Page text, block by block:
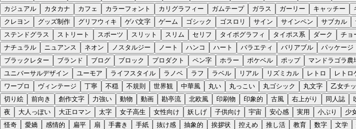
カジュアル
カタカナ カフェ カラーフォント カリグラフィー ガムテープ ガラス ガーリー キャッチー
クレヨン
グッズ制作 グリフウィキ ゲバ文字 ゲーム ゴシック ゴスロリ サイン サインペン サブカル
ステンドグラス
ストリート スポーツ スリット スリム セリフ タイポグラフィ タイポス系 ダーク チョ
ナチュラル
ニュアンス ネオン ノスタルジー ノート ハンコ ハート バラエティ バリアブル パッケージ
ブラックレター
ブランド ブログ ブロック プロダクト ペン字 ホラー ポケベル ポップ マンドラゴラ農
ユニバーサルデザイン
ユーモア ライフスタイル ラノベ ラフ ラベル リアル リズミカル レトロ レトロ
ワープロ
ヴィンテージ 丁寧 不穏 不規則 世界観 中華風 丸い 丸っこい 丸ゴシック 丸文字 乙女チ
切り絵
前向き 創作文字 力強い 動物 動画 勘亭流 北欧風 印刷物 印象的 古風 右上がり 同人誌
夜
大人っぽい 大正ロマン 太字 女子高生 女性向け 妖しげ 子供向け 宇宙 安心感 実用 小ぶり 少
怪奇
愛嬌 感情的 扁平 扇 手書き 手紙 抜け感 抽象的 挨拶状 控えめ 推し活 教育 数字 文学